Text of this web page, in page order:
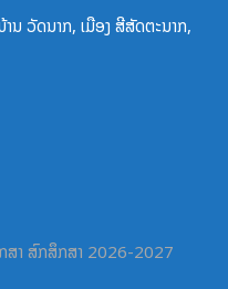
ນ ວັດ​ນາກ, ​ເມືອງ ສີ​ສັດຕະ​ນາກ,
າ ສົກສຶກສາ 2026-2027